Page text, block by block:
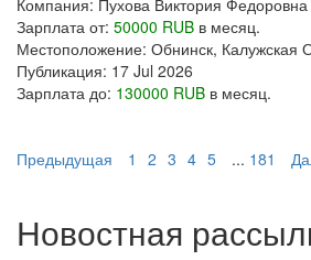
Компания: Пухова Виктория Федоровна
Зарплата от: 50000 RUB в месяц.
Местоположение: Обнинск, Калужская
Публикация: 17 Jul 2026
Зарплата до: 130000 RUB в месяц.
Предыдущая 1 2 3 4 5 ... 181
Новостная